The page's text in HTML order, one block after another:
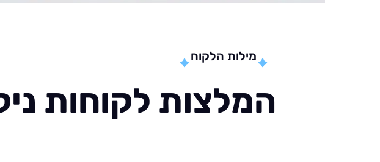
מילות הלקוח
המלצות לקוחות